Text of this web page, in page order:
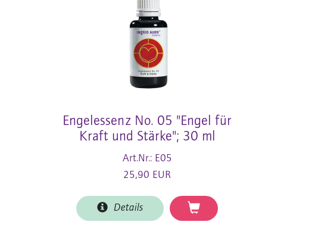
Engelessenz No. 05 "Engel für
Kraft und Stärke"; 30 ml
Art.Nr.: E05
25,90 EUR
Details